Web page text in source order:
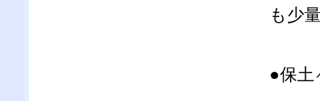
も少
●保土